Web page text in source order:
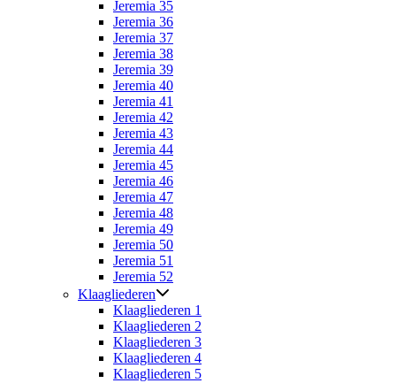
Jeremia 35
Jeremia 36
Jeremia 37
Jeremia 38
Jeremia 39
Jeremia 40
Jeremia 41
Jeremia 42
Jeremia 43
Jeremia 44
Jeremia 45
Jeremia 46
Jeremia 47
Jeremia 48
Jeremia 49
Jeremia 50
Jeremia 51
Jeremia 52
Klaagliederen
Klaagliederen 1
Klaagliederen 2
Klaagliederen 3
Klaagliederen 4
Klaagliederen 5